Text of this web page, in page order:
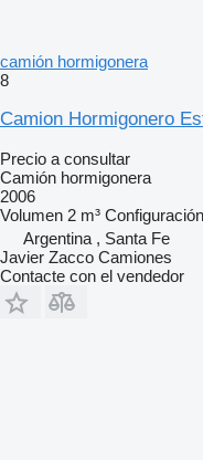
camión hormigonera
8
Camion Hormigonero
Precio a consultar
Camión hormigonera
2006
Volumen 2 m³
Argentina , Santa Fe
Javier Zacco Camiones
Contacte con el vendedor